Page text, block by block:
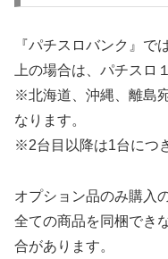
『パチスロバンク』で
上の場合は、パチスロ
※北海道、沖縄、離島
なります。
※2台目以降は1台につ
オプション品のみ購入
全ての商品を同梱でき
合があります。